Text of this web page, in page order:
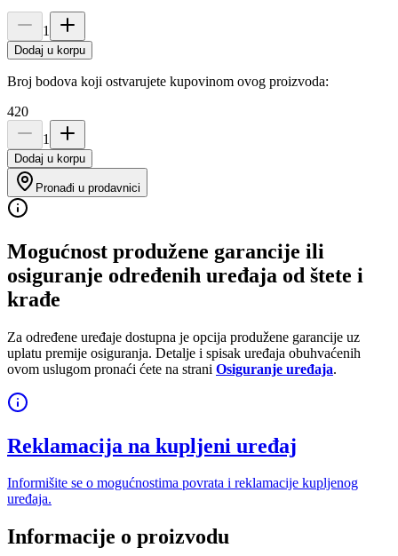
1
Dodaj u korpu
Broj bodova koji ostvarujete kupovinom ovog proizvoda:
420
1
Dodaj u korpu
Pronađi u prodavnici
Mogućnost produžene garancije ili
osiguranje određenih uređaja od štete i
krađe
Za određene uređaje dostupna je opcija produžene garancije uz
uplatu premije osiguranja. Detalje i spisak uređaja obuhvaćenih
ovom uslugom pronaći ćete na strani Osiguranje uređaja.
Reklamacija na kupljeni uređaj
Informišite se o mogućnostima povrata i reklamacije kupljenog
uređaja.
Informacije o proizvodu